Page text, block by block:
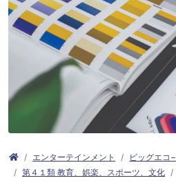
エンターテインメント ビッグエコ−
第４１類 教育、娯楽、スポーツ、文化